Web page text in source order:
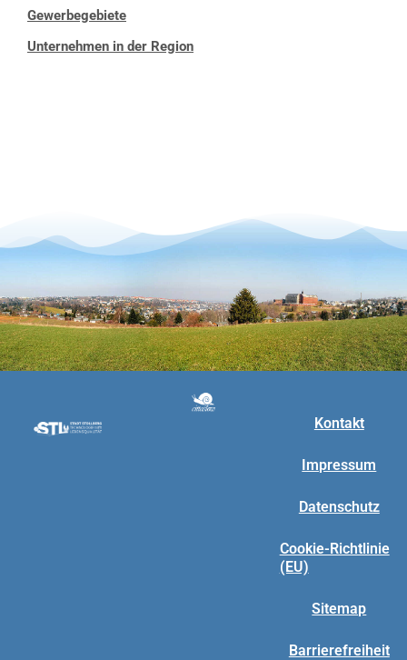
Gewerbegebiete
Unternehmen in der Region
Kontakt
Impressum
Datenschutz
Cookie-Richtlinie
(EU)
Sitemap
Barrierefreiheit